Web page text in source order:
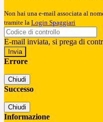
Non hai una e-mail associata al
tramite la Login Spaggiari
E-mail inviata, si prega di
Errore
Chiudi
Successo
Chiudi
Informazione